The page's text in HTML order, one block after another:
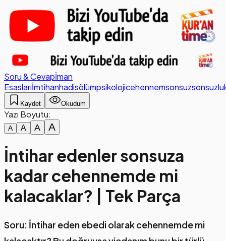
Soru & Cevapİman
Esaslarıİmtihanhadisölümpsikolojicehennemsonsuz
Kaydet Okudum
Yazı Boyutu:
A A A A
İntihar edenler sonsuza
kadar cehennemde mi
kalacaklar? | Tek Parça
Soru: İntihar eden ebedi olarak cehennemde mi